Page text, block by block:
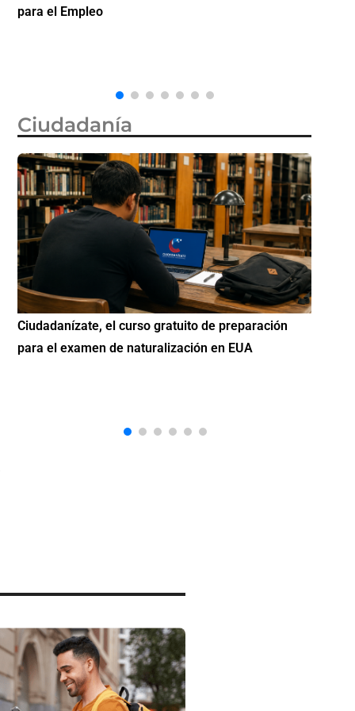
la ciudadanía por nacimiento, semanas después de
Ciudadanía
Si eres residente ingresa a Ciudadanízate, el curso
gratuito de preparación para el examen de